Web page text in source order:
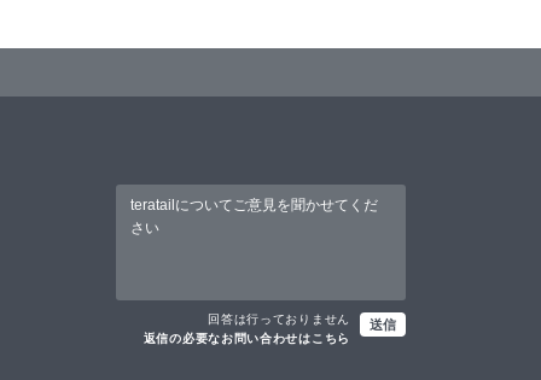
回答は行っておりません
返信の必要なお問い合わせはこちら
送信